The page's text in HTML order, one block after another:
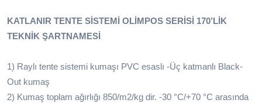
KATLANIR TENTE SİSTEMİ OLİMPOS SERİSİ 170’LİK
TEKNİK ŞARTNAMESİ
1) Raylı tente sistemi kumaşı PVC esaslı -Üç katmanlı Black-
Out kumaş
2) Kumaş toplam ağırlığı 850/m2/kg dir. -30 °C/+70 °C arasında